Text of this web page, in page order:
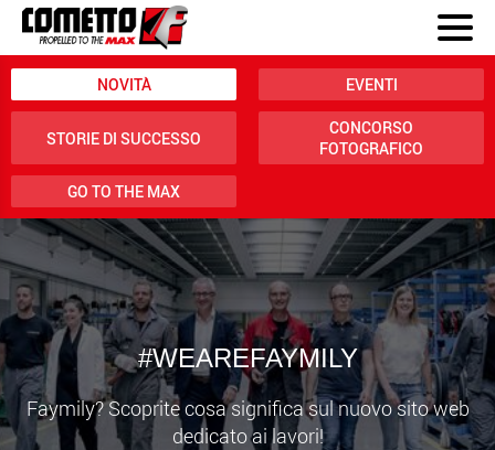
NOVITÀ EVENTI
STORIE DI SUCCESSO
CONCORSO
FOTOGRAFICO
GO TO THE MAX
#WEAREFAYMILY
Faymily? Scoprite cosa significa sul nuovo sito web
dedicato ai lavori!